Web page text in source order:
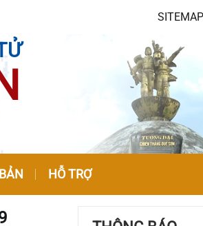
SITEMAP
HỖ TRỢ
Về việc đề nghị
Cải tiến, nâng cấp
trên trang OA Zalo
UBND xã Quế Sơn